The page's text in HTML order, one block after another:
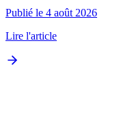
Publié le 4 août 2026
Lire l'article